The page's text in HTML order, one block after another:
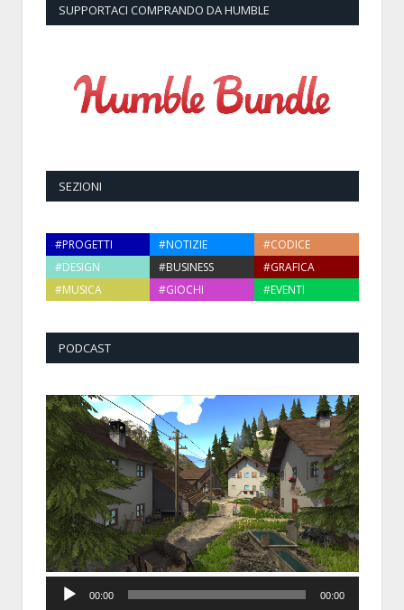
SUPPORTACI COMPRANDO DA HUMBLE
SEZIONI
#PROGETTI #NOTIZIE
#CODICE
#DESIGN
#BUSINESS
#GRAFICA
#MUSICA
#GIOCHI #EVENTI
PODCAST
Player
00:00 00:00